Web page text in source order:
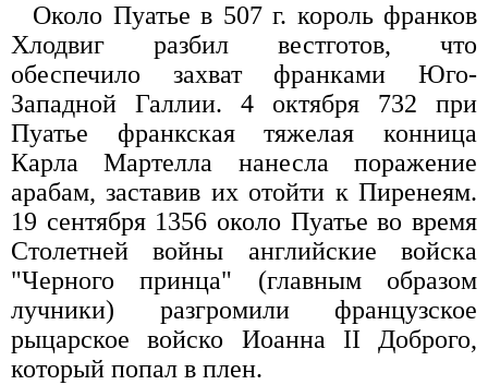
Около Пуатье в 507 г. король франков
Хлодвиг разбил вестготов, что
обеспечило захват франками Юго-
Западной Галлии. 4 октября 732 при
Пуатье франкская тяжелая конница
Карла Мартелла нанесла поражение
арабам, заставив их отойти к Пиренеям.
19 сентября 1356 около Пуатье во время
Столетней войны английские войска
"Черного принца" (главным образом
лучники) разгромили французское
рыцарское войско Иоанна II Доброго,
который попал в плен.